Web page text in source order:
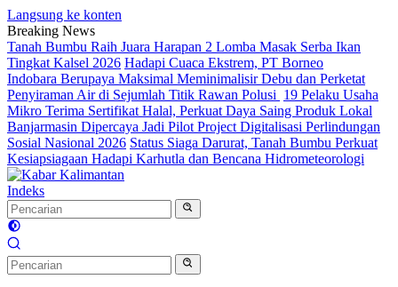
Langsung ke konten
Breaking News
Tanah Bumbu Raih Juara Harapan 2 Lomba Masak Serba Ikan
Tingkat Kalsel 2026 Hadapi Cuaca Ekstrem, PT Borneo
Indobara Berupaya Maksimal Meminimalisir Debu dan Perketat
Penyiraman Air di Sejumlah Titik Rawan Polusi 19 Pelaku Usaha
Mikro Terima Sertifikat Halal, Perkuat Daya Saing Produk Lokal
Banjarmasin Dipercaya Jadi Pilot Project Digitalisasi Perlindungan
Sosial Nasional 2026 Status Siaga Darurat, Tanah Bumbu Perkuat
Kesiapsiagaan Hadapi Karhutla dan Bencana Hidrometeorologi
Indeks